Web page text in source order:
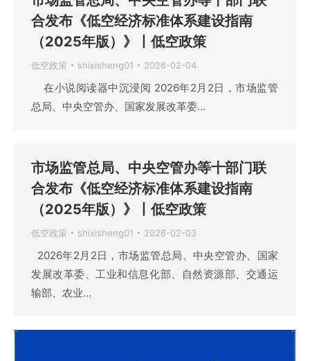
合发布《低空经济标准体系建设指南
（2025年版）》丨低空政策
低空政策 shixisheng01 2026-02-04
在小说阅读器中沉浸阅 2026年2月2日，市场监管
总局、中央空管办、国家发展改革委…
市场监管总局、中央空管办等十部门联
合发布《低空经济标准体系建设指南
（2025年版）》丨低空政策
低空政策 shixisheng01 2026-02-03
2026年2月2日，市场监管总局、中央空管办、国家
发展改革委、工业和信息化部、自然资源部、交通运
输部、农业…